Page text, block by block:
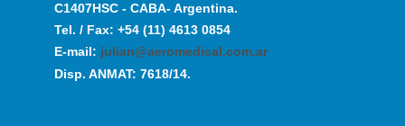
C1407HSC - CABA- Argentina.
Tel. / Fax: +54 (11) 4613 0854
E-mail: julian@aeromedical.com.ar
Disp. ANMAT: 7618/14.